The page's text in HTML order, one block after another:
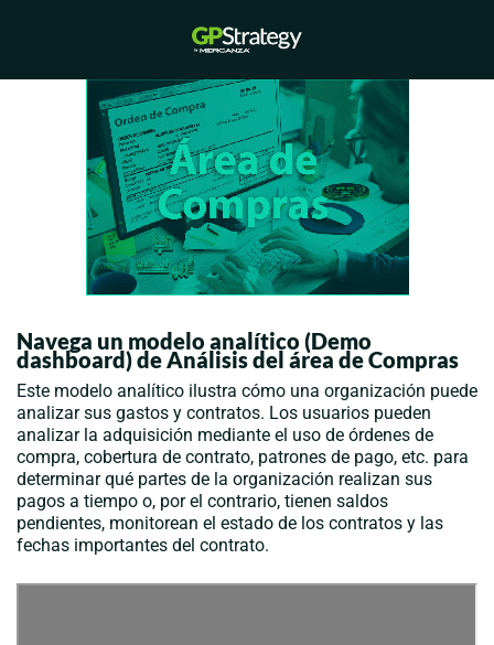
Navega un modelo analítico (Demo
dashboard) de Análisis del área de Compras
Este modelo analítico ilustra cómo una organización puede
analizar sus gastos y contratos. Los usuarios pueden
analizar la adquisición mediante el uso de órdenes de
compra, cobertura de contrato, patrones de pago, etc. para
determinar qué partes de la organización realizan sus
pagos a tiempo o, por el contrario, tienen saldos
pendientes, monitorean el estado de los contratos y las
fechas importantes del contrato.